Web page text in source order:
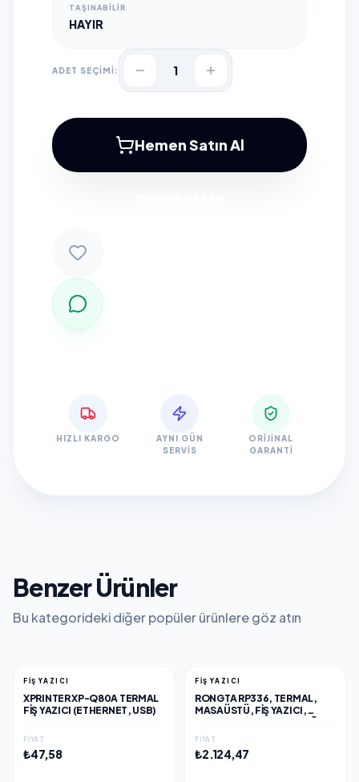
TAŞINABILIR
HAYIR
ADET SEÇİMİ: 1
Hemen Satın Al
HIZLI KARGO
AYNI GÜN
SERVIS
ORIJINAL
GARANTI
Benzer Ürünler
Bu kategorideki diğer popüler ürünlere göz atın
FİŞ YAZICI
XPRINTER XP-Q80A TERMAL
FIŞ YAZICI (ETHERNET, USB)
FIYAT
₺47,58
FİŞ YAZICI
RONGTA RP336, TERMAL,
MASAÜSTÜ, FIŞ YAZICI,
203 DPI, OTOMATIK KESICI,
FIYAT
₺2.124,47